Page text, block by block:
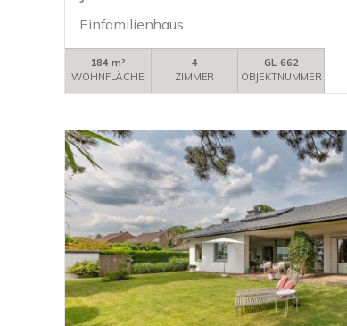
Einfamilienhaus
184 m²
WOHNFLÄCHE
4
ZIMMER
GL-662
OBJEKTNUMMER